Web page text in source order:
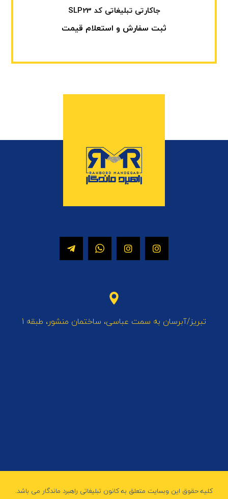
جاکارتی تبلیغاتی کد SLP23
ثبت سفارش و استعلام قیمت
تبریز/آبرسان به سمت عباسی، ساختمان منشور، طبقه 1
کلیه حقوق این وبسایت متعلق به کانون تبلیغاتی راهبرد ماندگار می باشد.